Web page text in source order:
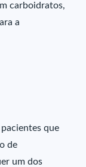
carboidratos,
a
que
de
um dos